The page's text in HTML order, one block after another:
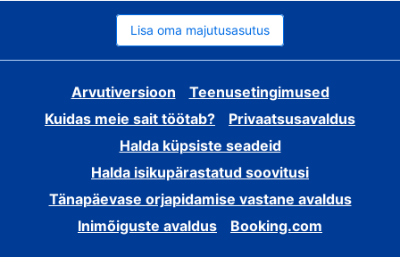
Lisa oma majutusasutus
Arvutiversioon
Teenusetingimused
Kuidas meie sait töötab?
Privaatsusavaldus
Halda küpsiste seadeid
Halda isikupärastatud soovitusi
Tänapäevase orjapidamise vastane avaldus
Inimõiguste avaldus
Booking.com